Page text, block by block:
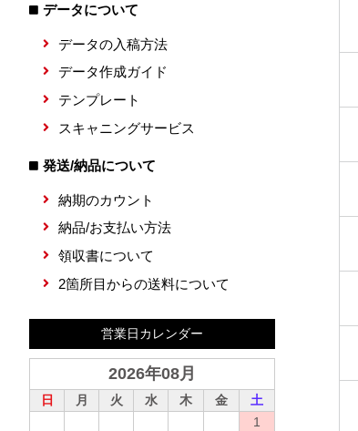
データについて
データの入稿方法
データ作成ガイド
テンプレート
スキャニングサービス
発送/納品について
納期のカウント
納品/お支払い方法
領収書について
2箇所目からの送料について
営業日カレンダー
2026年08月
日 月 火 水 木 金
土
1